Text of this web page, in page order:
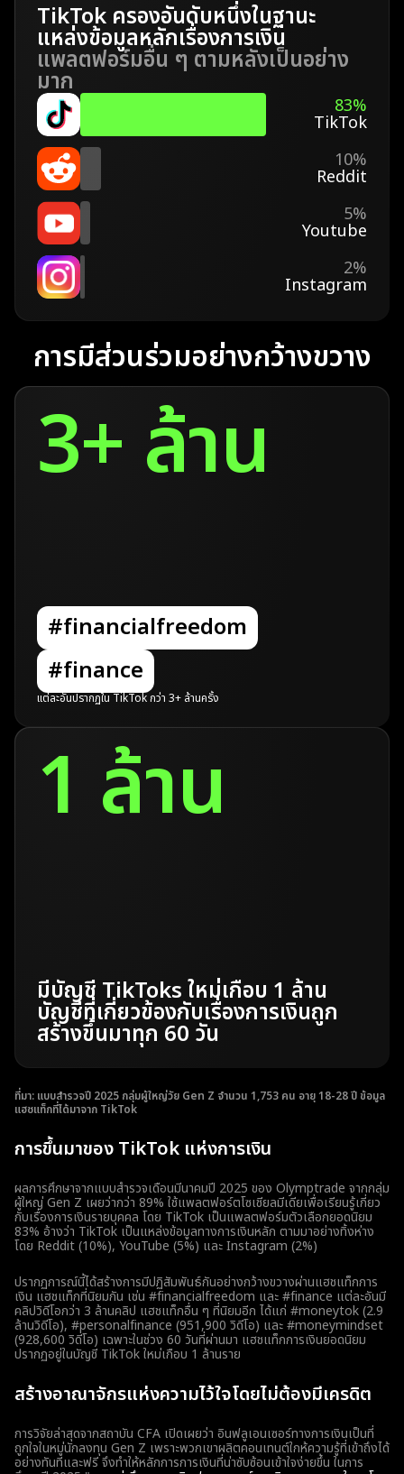
TikTok ครองอันดับหนึ่งในฐานะ
แหล่งข้อมูลหลักเรื่องการเงิน
แพลตฟอร์มอื่น ๆ ตามหลังเป็นอย่าง
มาก
83%
TikTok
10%
Reddit
5%
Youtube
2%
Instagram
การมีส่วนร่วมอย่างกว้างขวาง
3+ ล้าน
#financialfreedom
#finance
แต่ละอันปรากฏใน TikTok กว่า 3+ ล้านครั้ง
1 ล้าน
มีบัญชี TikToks ใหม่เกือบ 1 ล้าน
บัญชีที่เกี่ยวข้องกับเรื่องการเงินถูก
สร้างขึ้นมาทุก 60 วัน
ที่มา: แบบสำรวจปี 2025 กลุ่มผู้ใหญ่วัย Gen Z จำนวน 1,753 คน อายุ 18-28 ปี ข้อมูล
แฮชแท็กที่ได้มาจาก TikTok
การขึ้นมาของ TikTok แห่งการเงิน
ผลการศึกษาจากแบบสำรวจเดือนมีนาคมปี 2025 ของ Olymptrade จากกลุ่ม
ผู้ใหญ่ Gen Z เผยว่ากว่า 89% ใช้แพลตฟอร์ตโซเชียลมีเดียเพื่อเรียนรู้เกี่ยว
กับเรื่องการเงินรายบุคคล โดย TikTok เป็นแพลตฟอร์มตัวเลือกยอดนิยม
83% อ้างว่า TikTok เป็นแหล่งข้อมูลทางการเงินหลัก ตามมาอย่างทิ้งห่าง
โดย Reddit (10%), YouTube (5%) และ Instagram (2%)
ปรากฏการณ์นี้ได้สร้างการมีปฏิสัมพันธ์กันอย่างกว้างขวางผ่านแฮชแท็กการ
เงิน แฮชแท็กที่นิยมกัน เช่น #financialfreedom และ #finance แต่ละอันมี
คลิปวิดีโอกว่า 3 ล้านคลิป แฮชแท็กอื่น ๆ ที่นิยมอีก ได้แก่ #moneytok (2.9
ล้านวิดีโอ), #personalfinance (951,900 วิดีโอ) และ #moneymindset
(928,600 วิดีโอ) เฉพาะในช่วง 60 วันที่ผ่านมา แฮชแท็กการเงินยอดนิยม
ปรากฏอยู่ในบัญชี TikTok ใหม่เกือบ 1 ล้านราย
สร้างอาณาจักรแห่งความไว้ใจโดยไม่ต้องมีเครดิต
การวิจัยล่าสุดจากสถาบัน CFA เปิดเผยว่า อินฟลูเอนเซอร์ทางการเงินเป็นที่
ถูกใจในหมู่นักลงทุน Gen Z เพราะพวกเขาผลิตคอนเทนต์ใกห้ความรู้ที่เข้าถึงได้
อย่างทันทีและฟรี จึงทำให้หลักการการเงินที่น่าซับซ้อนเข้าใจง่ายขึ้น ในการ